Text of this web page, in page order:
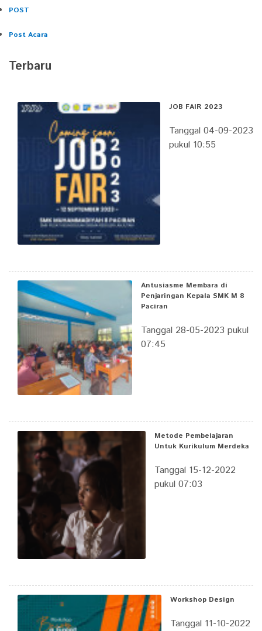
POST
Post Acara
Terbaru
JOB FAIR 2023
Tanggal 04-09-2023
pukul 10:55
Antusiasme Membara di
Penjaringan Kepala SMK M 8
Paciran
Tanggal 28-05-2023 pukul
07:45
Metode Pembelajaran
Untuk Kurikulum Merdeka
Tanggal 15-12-2022
pukul 07:03
Workshop Design
Tanggal 11-10-2022